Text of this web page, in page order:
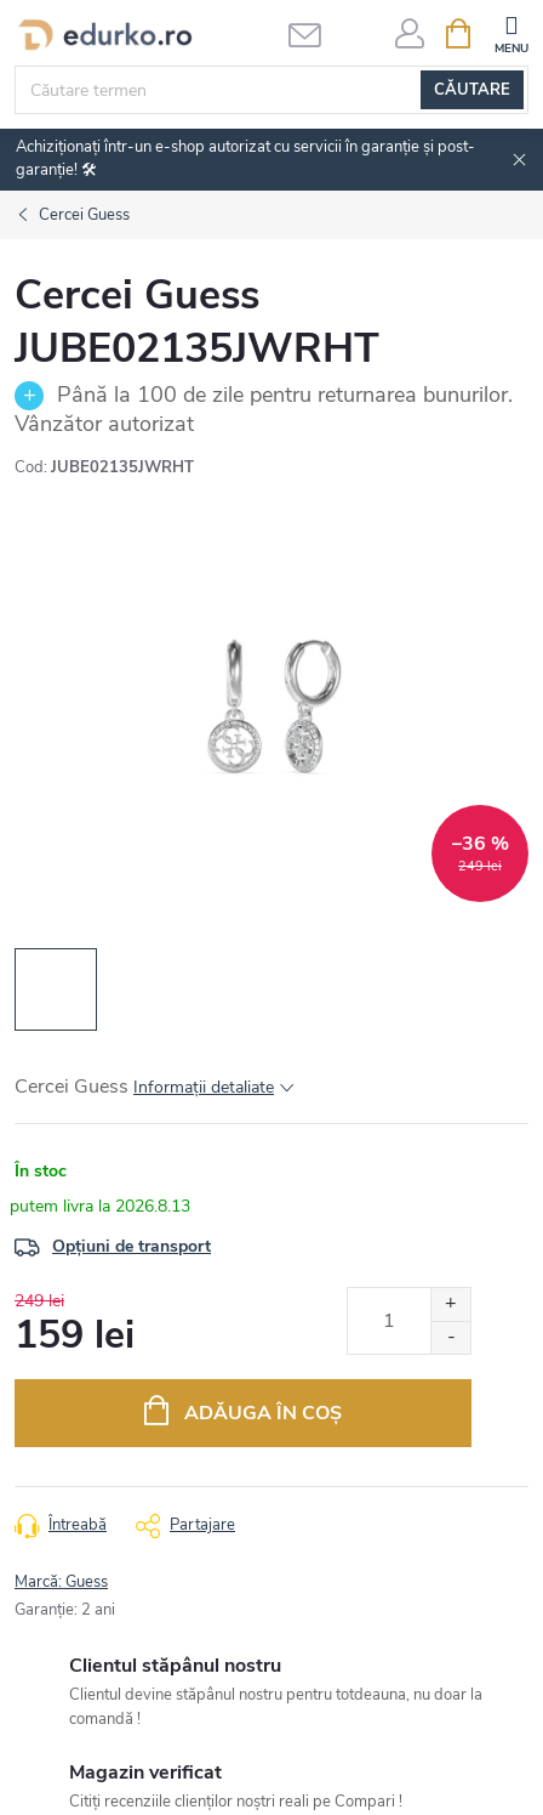
Treci
conținut
CĂUTARE
DE
Achiziționați într-un e-shop autorizat cu servicii în garanție și post-
garanție! 🛠️
Cercei Guess
Cercei Guess
JUBE02135JWRHT
Până la 100 de zile pentru returnarea bunurilor.
Vânzător autorizat
Cod: JUBE02135JWRHT
249 lei
–36 %
Cercei Guess Informaţii detaliate
În stoc
2026.8.13
Opțiuni de transport
249 lei
159 lei
ADĂUGA ÎN COŞ
Întreabă Partajare
Marcă:Guess
Garanţie: 2 ani
Clientul stăpânul nostru
Clientul devine stăpânul nostru pentru totdeauna, nu doar la
comandă !
Magazin verificat
Citiți recenziile clienților noștri reali pe Compari !